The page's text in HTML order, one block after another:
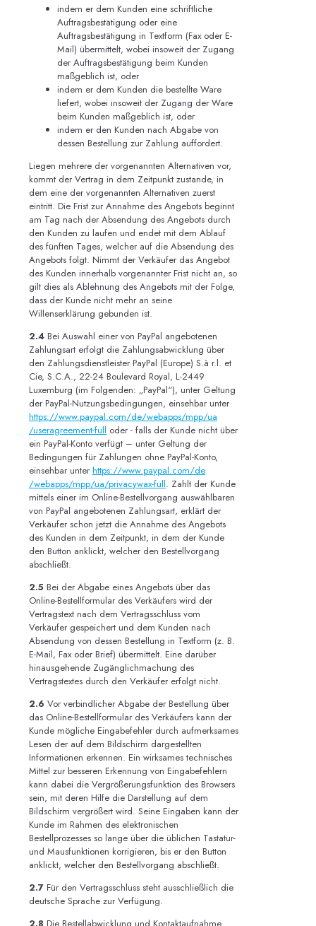
indem er dem Kunden eine schriftliche
Auftragsbestätigung oder eine
Auftragsbestätigung in Textform (Fax oder E-
Mail) übermittelt, wobei insoweit der Zugang
der Auftragsbestätigung beim Kunden
maßgeblich ist, oder
indem er dem Kunden die bestellte Ware
liefert, wobei insoweit der Zugang der Ware
beim Kunden maßgeblich ist, oder
indem er den Kunden nach Abgabe von
dessen Bestellung zur Zahlung auffordert.
Liegen mehrere der vorgenannten Alternativen vor,
kommt der Vertrag in dem Zeitpunkt zustande, in
dem eine der vorgenannten Alternativen zuerst
eintritt. Die Frist zur Annahme des Angebots beginnt
am Tag nach der Absendung des Angebots durch
den Kunden zu laufen und endet mit dem Ablauf
des fünften Tages, welcher auf die Absendung des
Angebots folgt. Nimmt der Verkäufer das Angebot
des Kunden innerhalb vorgenannter Frist nicht an, so
gilt dies als Ablehnung des Angebots mit der Folge,
dass der Kunde nicht mehr an seine
Willenserklärung gebunden ist.
2.4 Bei Auswahl einer von PayPal angebotenen
Zahlungsart erfolgt die Zahlungsabwicklung über
den Zahlungsdienstleister PayPal (Europe) S.à r.l. et
Cie, S.C.A., 22-24 Boulevard Royal, L-2449
Luxemburg (im Folgenden: „PayPal“), unter Geltung
der PayPal-Nutzungsbedingungen, einsehbar unter
https://www.paypal.com/de/webapps/mpp/ua
/useragreement-full oder - falls der Kunde nicht über
ein PayPal-Konto verfügt – unter Geltung der
Bedingungen für Zahlungen ohne PayPal-Konto,
einsehbar unter https://www.paypal.com/de
/webapps/mpp/ua/privacywax-full. Zahlt der Kunde
mittels einer im Online-Bestellvorgang auswählbaren
von PayPal angebotenen Zahlungsart, erklärt der
Verkäufer schon jetzt die Annahme des Angebots
des Kunden in dem Zeitpunkt, in dem der Kunde
den Button anklickt, welcher den Bestellvorgang
abschließt.
2.5 Bei der Abgabe eines Angebots über das
Online-Bestellformular des Verkäufers wird der
Vertragstext nach dem Vertragsschluss vom
Verkäufer gespeichert und dem Kunden nach
Absendung von dessen Bestellung in Textform (z. B.
E-Mail, Fax oder Brief) übermittelt. Eine darüber
hinausgehende Zugänglichmachung des
Vertragstextes durch den Verkäufer erfolgt nicht.
2.6 Vor verbindlicher Abgabe der Bestellung über
das Online-Bestellformular des Verkäufers kann der
Kunde mögliche Eingabefehler durch aufmerksames
Lesen der auf dem Bildschirm dargestellten
Informationen erkennen. Ein wirksames technisches
Mittel zur besseren Erkennung von Eingabefehlern
kann dabei die Vergrößerungsfunktion des Browsers
sein, mit deren Hilfe die Darstellung auf dem
Bildschirm vergrößert wird. Seine Eingaben kann der
Kunde im Rahmen des elektronischen
Bestellprozesses so lange über die üblichen Tastatur-
und Mausfunktionen korrigieren, bis er den Button
anklickt, welcher den Bestellvorgang abschließt.
2.7 Für den Vertragsschluss steht ausschließlich die
deutsche Sprache zur Verfügung.